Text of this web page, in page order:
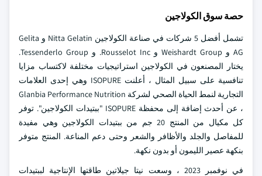
حصة سوق الكولاجين
تشمل أفضل 5 شركات في صناعة الكولاجين Nitta Gelatin و Gelita
AG و Weishardt Group و Rousselot Inc. و Tessenderlo Group.
يختار المصنعون في الكولاجين استراتيجيات مختلفة لاكتساب مزايا
تنافسية على سبيل المثال ، أعلنت ISOPURE وهي إحدى العلامات
التجارية لنمط الحياة الصحي لشركة Glanbia Performance Nutrition
، عن أحدث إضافة إلى محفظة ISOPURE "ببتيدات الكولاجين". توفر
كل مكيال من المنتج 20 جم من ببتيدات الكولاجين وهي مفيدة
للمفاصل والجلد والأظافر والشعر وحتى دعم المناعة. المنتج متوفر
بنكهة عصير الليمون أو بدون نكهة.
في نوفمبر 2023 ، وسعت نيتا جيلاتين طاقتها الإنتاجية لببتيدات